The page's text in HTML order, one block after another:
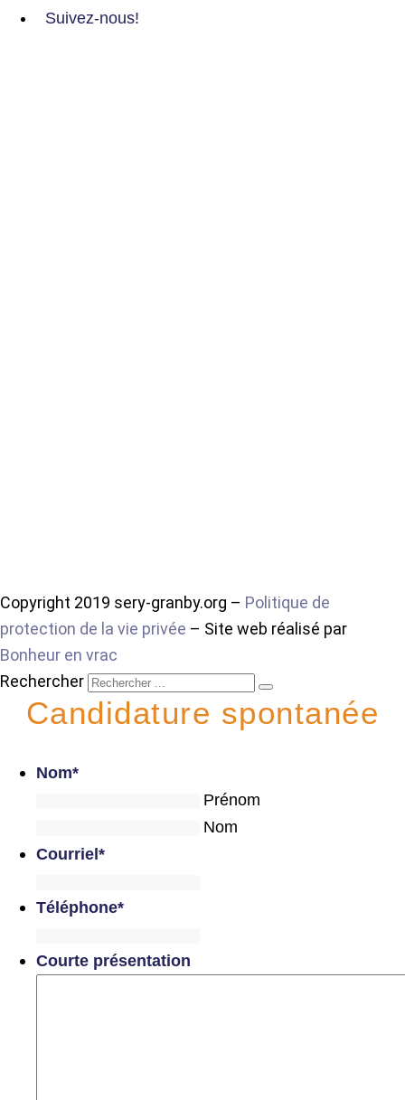
Suivez-nous!
Copyright 2019 sery-granby.org – Politique de
protection de la vie privée – Site web réalisé par
Bonheur en vrac
Rechercher
Candidature spontanée
Nom*
Prénom
Nom
Courriel*
Téléphone*
Courte présentation